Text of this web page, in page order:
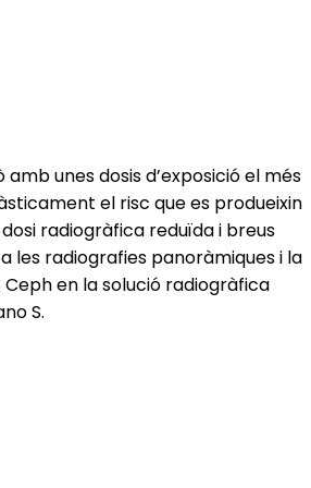
unes dosis d’exposició el més
el risc que es produeixin
radiogràfica reduïda i breus
les radiografies panoràmiques i la
Ceph en la solució radiogràfica
S.